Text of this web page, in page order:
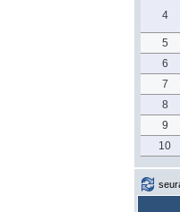
4
5
6
7
8
9
10